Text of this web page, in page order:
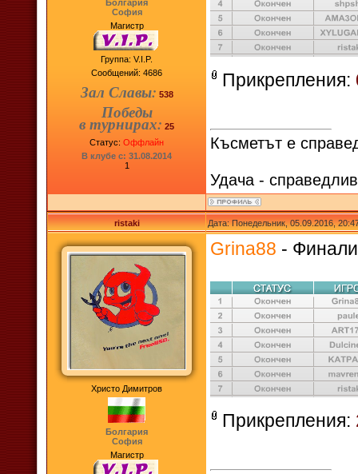
Болгария
София
Магистр
Группа: V.I.P.
Сообщений: 4686
Зал Славы: 538
Победы
в турнирах: 25
Статус: Оффлайн
В клубе с: 31.08.2014
1
Прикрепления:
Късметът е
Удача -
ristaki Дата: Понедельник, 05.09.2016,
Христо Димитров
Болгария
София
Магистр
Grina88 -
Прикрепления: